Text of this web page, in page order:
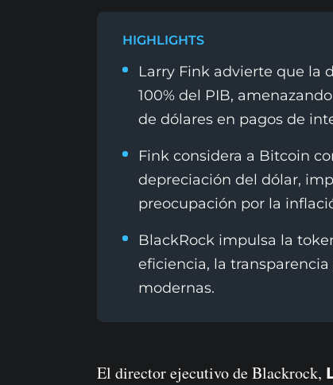
HIGHLIGHTS
Larry Fink advierte que la
100% del PIB,
de dólares en pagos de
Fink considera a Bitcoin
depreciación del dólar,
preocupación por la
BlackRock impulsa la
eficiencia, la
modernas.
El director ejecutivo de Blackrock,